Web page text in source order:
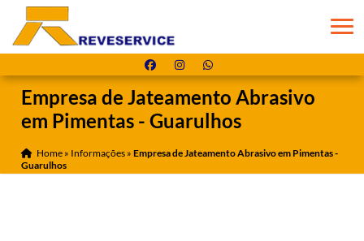
Empresa de Jateamento Abrasivo
em Pimentas - Guarulhos
Home » Informações »Empresa de Jateamento Abrasivo em Pimentas -
Guarulhos